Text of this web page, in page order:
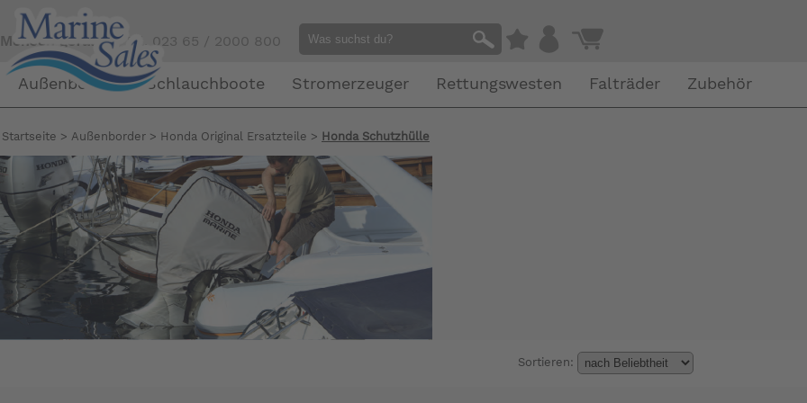
Mensch gefällig?Tel. 023 65 / 2000 800
Außenborder Schlauchboote Stromerzeuger Rettungswesten Falträder Zubehör
Startseite > Außenborder > Honda Original Ersatzteile > Honda Schutzhülle
Sortieren: